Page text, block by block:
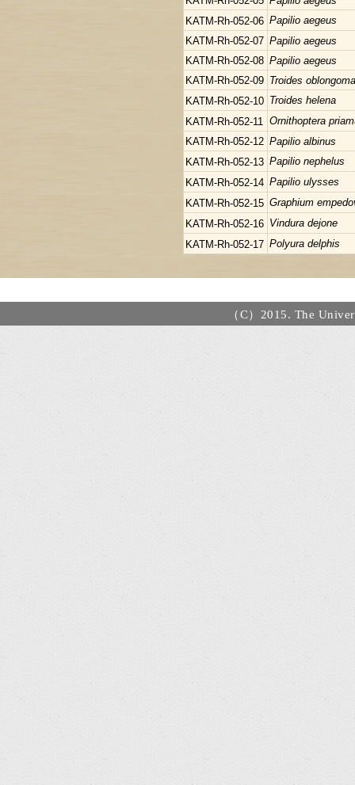
KATM-Rh-052-06 Papilio aegeus
KATM-Rh-052-07 Papilio aegeus
KATM-Rh-052-08 Papilio aegeus
KATM-Rh-052-09 Troides
KATM-Rh-052-10 Troides helena
KATM-Rh-052-11 Ornithoptera
KATM-Rh-052-12 Papilio albinus
KATM-Rh-052-13 Papilio nephelus
KATM-Rh-052-14 Papilio ulysses
KATM-Rh-052-15 Graphium
KATM-Rh-052-16 Vindura dejone
KATM-Rh-052-17 Polyura delphis
（C）2015. The